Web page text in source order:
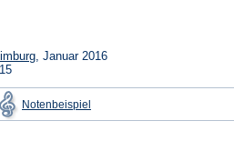
Tab)
(Öffnet
Tab)
, Januar 2016
Notenbeispiel in
einem